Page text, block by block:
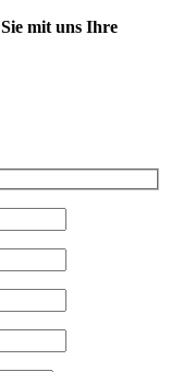
mit uns Ihre